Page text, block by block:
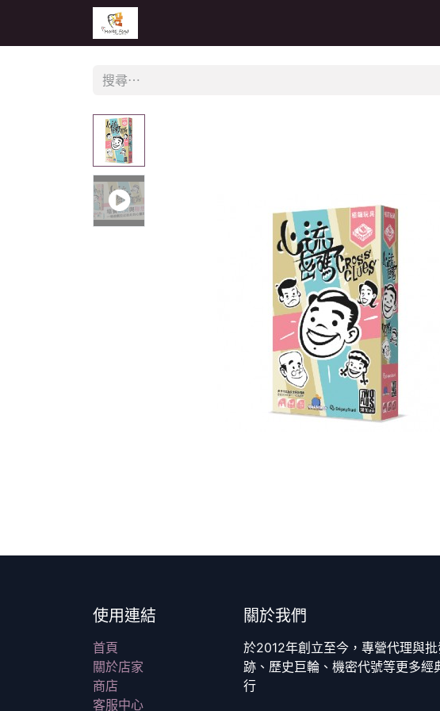
使用連結
首頁
關於店家
商店
客服中心
關於我們
於2012年創立至今，專營代理與
跡、歷史巨輪、機密代號等更多
行